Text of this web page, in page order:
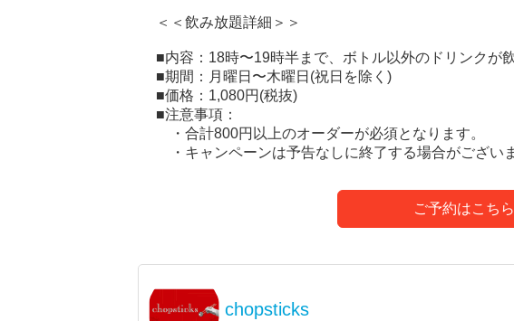
＜＜飲み放題詳細＞＞
■内容：18時〜19時半まで、ボトル以外のドリンクが
■期間：月曜日〜木曜日(祝日を除く)
■価格：1,080円(税抜)
■注意事項：
・合計800円以上のオーダーが必須となります。
・キャンペーンは予告なしに終了する場合がございま
ご予約はこちら
chopsticks